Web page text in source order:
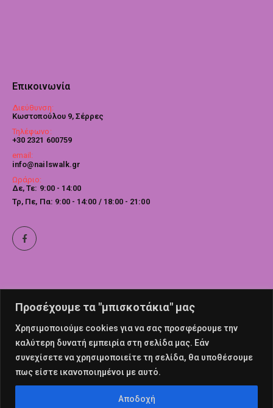
Προσέχουμε τα "μπισκοτάκια" μας
Χρησιμοποιούμε cookies για να σας προσφέρουμε την
καλύτερη δυνατή εμπειρία στη σελίδα μας. Εάν
συνεχίσετε να χρησιμοποιείτε τη σελίδα, θα υποθέσουμε
πως είστε ικανοποιημένοι με αυτό.
Αποδοχή
Επικοινωνία
Διεύθυνση:
Κωστοπούλου 9, Σέρρες
Τηλέφωνο:
+30 2321 600759
email:
info@nailswalk.gr
Ωράριο:
Δε, Τε: 9:00 - 14:00
Τρ, Πε, Πα: 9:00 - 14:00 / 18:00 - 21:00
© nailswalk 2022. All Rights Reserved